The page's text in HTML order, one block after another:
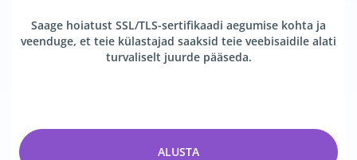
Saage hoiatust SSL/TLS-sertifikaadi aegumise kohta ja
veenduge, et teie külastajad saaksid teie veebisaidile alati
turvaliselt juurde pääseda.
ALUSTA